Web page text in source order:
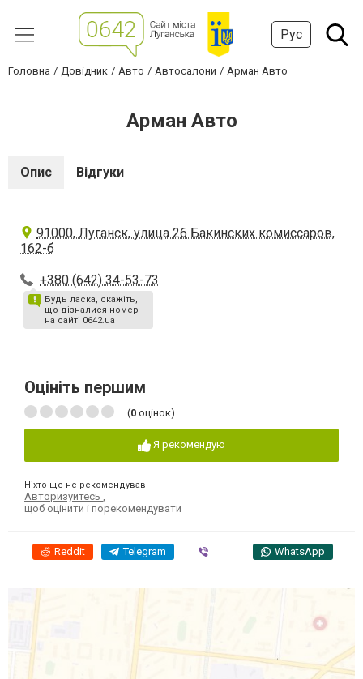
Рус
Головна Довідник Авто Автосалони Арман Авто
Арман Авто
Опис Відгуки
91000, Луганск, улица 26 Бакинских комиссаров,
162-б
+380 (642) 34-53-73
Будь ласка, скажіть,
що дізналися номер
на сайті 0642.ua
Оцініть першим
(0 оцінок)
Я рекомендую
Ніхто ще не рекомендував
Авторизуйтесь
щоб оцінити і порекомендувати
Reddit Telegram WhatsApp